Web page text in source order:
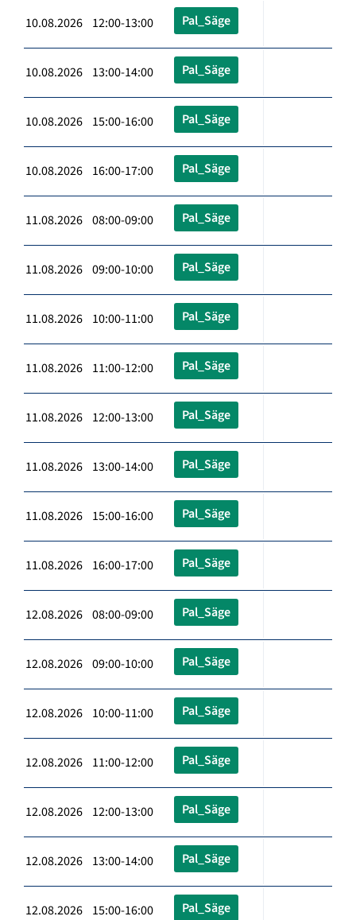
10.08.2026 12:00-13:00 Pal_Säge
10.08.2026 13:00-14:00 Pal_Säge
10.08.2026 15:00-16:00 Pal_Säge
10.08.2026 16:00-17:00 Pal_Säge
11.08.2026 08:00-09:00 Pal_Säge
11.08.2026 09:00-10:00 Pal_Säge
11.08.2026 10:00-11:00 Pal_Säge
11.08.2026 11:00-12:00 Pal_Säge
11.08.2026 12:00-13:00 Pal_Säge
11.08.2026 13:00-14:00 Pal_Säge
11.08.2026 15:00-16:00 Pal_Säge
11.08.2026 16:00-17:00 Pal_Säge
12.08.2026 08:00-09:00 Pal_Säge
12.08.2026 09:00-10:00 Pal_Säge
12.08.2026 10:00-11:00 Pal_Säge
12.08.2026 11:00-12:00 Pal_Säge
12.08.2026 12:00-13:00 Pal_Säge
12.08.2026 13:00-14:00 Pal_Säge
12.08.2026 15:00-16:00 Pal_Säge